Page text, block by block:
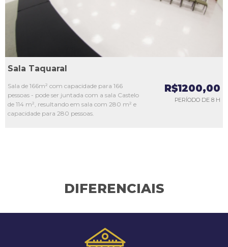
Sala Taquaral
Sala de 166m² com capacidade para 166
pessoas - pode ser juntada com a sala Castelo
de 114 m², resultando em sala com 280 m² e
capacidade para 280 pessoas.
R$1200,00
PERÍODO DE 8 H
DIFERENCIAIS